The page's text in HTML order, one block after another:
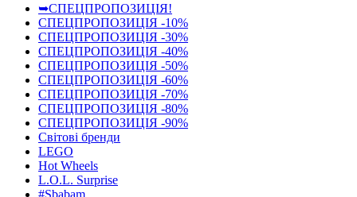
➥СПЕЦПРОПОЗИЦІЯ!
СПЕЦПРОПОЗИЦІЯ -10%
СПЕЦПРОПОЗИЦІЯ -30%
СПЕЦПРОПОЗИЦІЯ -40%
СПЕЦПРОПОЗИЦІЯ -50%
СПЕЦПРОПОЗИЦІЯ -60%
СПЕЦПРОПОЗИЦІЯ -70%
СПЕЦПРОПОЗИЦІЯ -80%
СПЕЦПРОПОЗИЦІЯ -90%
Світові бренди
LEGO
Hot Wheels
L.O.L. Surprise
#Sbabam